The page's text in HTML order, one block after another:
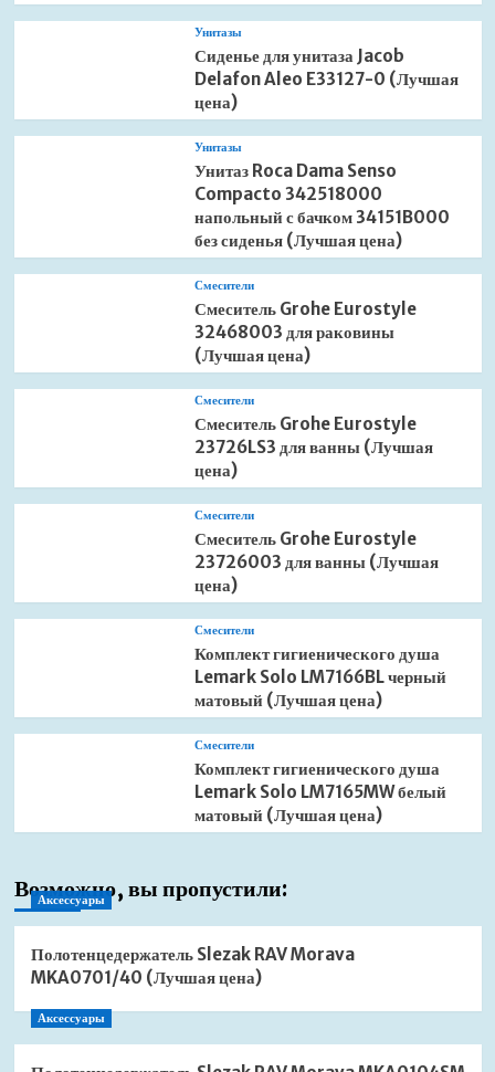
Унитазы
Сиденье для унитаза Jacob
Delafon Aleo E33127-0 (Лучшая
цена)
Унитазы
Унитаз Roca Dama Senso
Compacto 342518000
напольный с бачком 34151B000
без сиденья (Лучшая цена)
Смесители
Смеситель Grohe Eurostyle
32468003 для раковины
(Лучшая цена)
Смесители
Смеситель Grohe Eurostyle
23726LS3 для ванны (Лучшая
цена)
Смесители
Смеситель Grohe Eurostyle
23726003 для ванны (Лучшая
цена)
Смесители
Комплект гигиенического душа
Lemark Solo LM7166BL черный
матовый (Лучшая цена)
Смесители
Комплект гигиенического душа
Lemark Solo LM7165MW белый
матовый (Лучшая цена)
Возможно, вы пропустили:
Аксессуары
Полотенцедержатель Slezak RAV Morava
MKA0701/40 (Лучшая цена)
Аксессуары